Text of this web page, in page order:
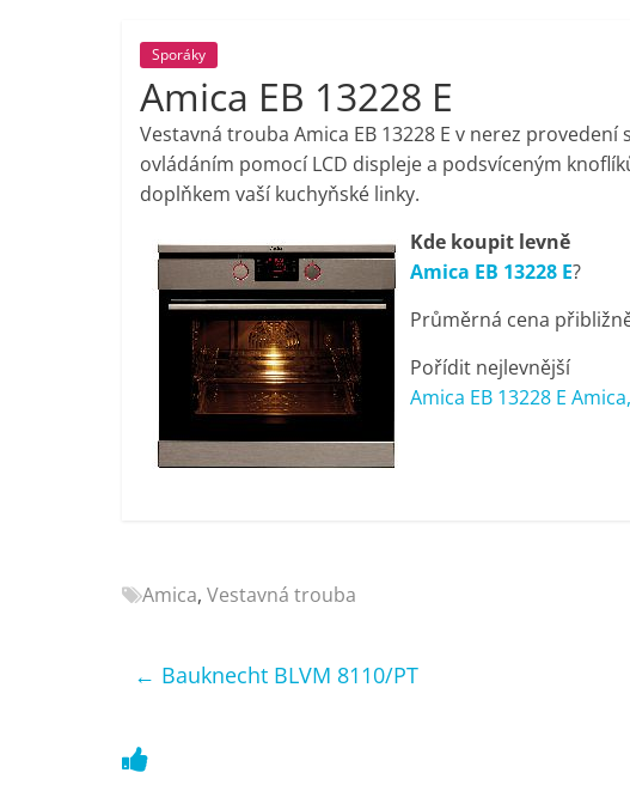
porovnání,
pračky,
televize,
notebooky,
mobilní
telefony,
kávovary,
elektronika
OK,
televize,
Sporáky
Amica EB 13228 E
Vestavná trouba Amica EB 13228 E v nerez
ovládáním pomocí LCD displeje a podsvíceným
doplňkem vaší kuchyňské linky.
Kde koupit levně
Amica EB 13228 E?
Průměrná cena
Pořídit nejlevnější
Amica EB 13228 E
Amica, Vestavná trouba
← Bauknecht BLVM 8110/PT